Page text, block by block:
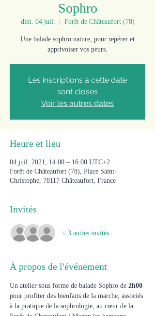
Sophro
dim. 04 juil. Forêt de Châteaufort (78)
Une balade sophro nature, pour repérer et
apprivoiser vos peurs.
Les inscriptions à cette date
sont closes
Voir les autres dates
Heure et lieu
04 juil. 2021, 14:00 – 16:00 UTC+2
Forêt de Châteaufort (78), Place Saint-
Christophe, 78117 Châteaufort, France
Invités
+ 3 autres invités
À propos de l'événement
Un atelier sous forme de balade Sophro de 2h00
pour profiter des bienfaits de la marche, associés
à la pratique de la sophrologie, au cœur de la